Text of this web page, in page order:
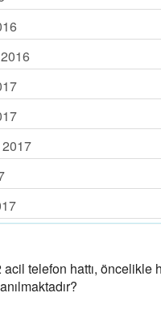
telefon hattı, öncelikle